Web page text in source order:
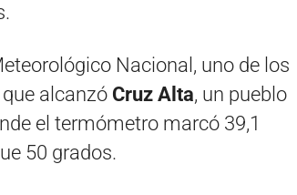
Nacional, uno de los
alcanzó Cruz Alta, un pueblo
el termómetro marcó 39,1
50 grados.